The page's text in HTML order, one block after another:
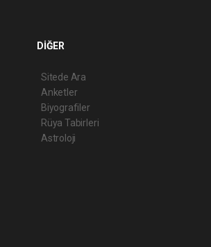
DİĞER
Sitede Ara
Anketler
Biyografiler
Rüya Tabirleri
Astroloji